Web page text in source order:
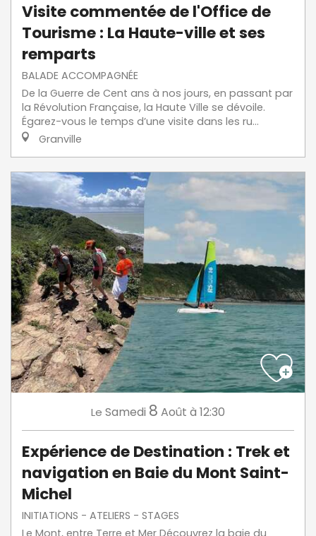
Visite commentée de l'Office de
Tourisme : La Haute-ville et ses
remparts
BALADE ACCOMPAGNÉE
De la Guerre de Cent ans à nos jours, en passant par
la Révolution Française, la Haute Ville se dévoile.
Égarez-vous le temps d’une visite dans les ru...
Granville
Le Samedi 8 Août à 12:30
Expérience de Destination : Trek et
navigation en Baie du Mont Saint-
Michel
INITIATIONS - ATELIERS - STAGES